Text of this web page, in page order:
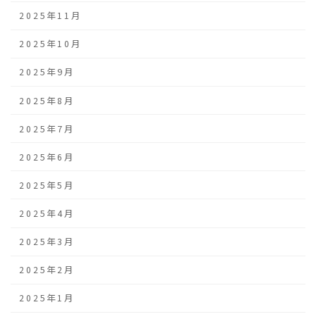
2025年11月
2025年10月
2025年9月
2025年8月
2025年7月
2025年6月
2025年5月
2025年4月
2025年3月
2025年2月
2025年1月